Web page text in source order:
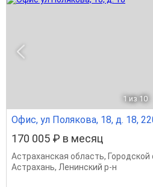
1 из 10
Офис, ул Полякова, 18, д. 18,
170 005 ₽ в месяц
Астраханская область, Городской
Астрахань, Ленинский р-н